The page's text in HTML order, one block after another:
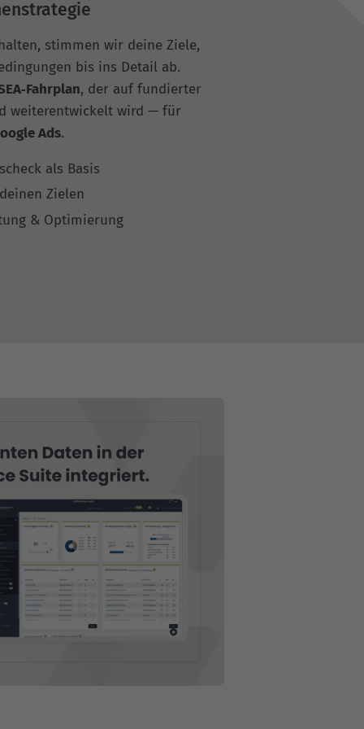
stimmen wir deine Ziele,
bis ins Detail ab.
, der auf fundierter
weiterentwickelt wird — für
Ads.
als Basis
Zielen
& Optimierung